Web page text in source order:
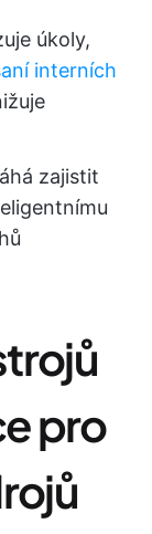
úkoly,
interních
zajistit
pro